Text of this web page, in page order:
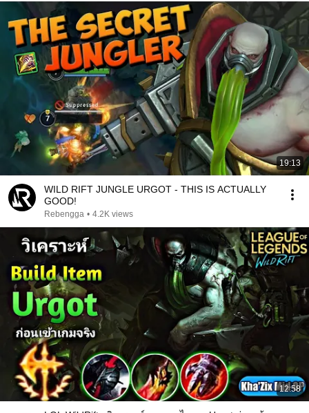
19:13
WILD RIFT JUNGLE URGOT - THIS IS ACTUALLY
GOOD!
Rebengga • 4.2K views
12:58